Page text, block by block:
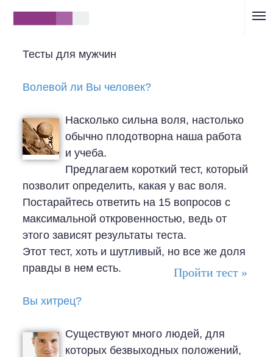
Тесты для мужчин
Волевой ли Вы человек?
Насколько сильна воля, настолько
обычно плодотворна наша работа
и учеба.
Предлагаем короткий тест, который
позволит определить, какая у вас воля.
Постарайтесь ответить на 15 вопросов с
максимальной откровенностью, ведь от
этого зависят результаты теста.
Этот тест, хоть и шутливый, но все же доля
правды в нем есть.
Пройти тест »
Вы хитрец?
Существуют много людей, для
которых безвыходных положений,